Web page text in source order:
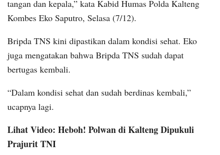
tangan dan kepala,” kata Kabid Humas Polda Kalteng
Kombes Eko Saputro, Selasa (7/12).
Bripda TNS kini dipastikan dalam kondisi sehat. Eko
juga mengatakan bahwa Bripda TNS sudah dapat
bertugas kembali.
“Dalam kondisi sehat dan sudah berdinas kembali,”
ucapnya lagi.
Lihat Video: Heboh! Polwan di Kalteng Dipukuli
Prajurit TNI